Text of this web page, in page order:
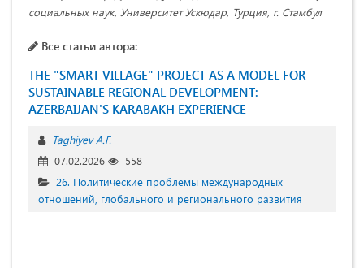
социальных наук, Университет Ускюдар, Турция, г. Стамбул
Все статьи автора:
THE "SMART VILLAGE" PROJECT AS A MODEL FOR
SUSTAINABLE REGIONAL DEVELOPMENT:
AZERBAIJAN'S KARABAKH EXPERIENCE
Taghiyev A.F.
07.02.2026
558
26. Политические проблемы международных
отношений, глобального и регионального развития